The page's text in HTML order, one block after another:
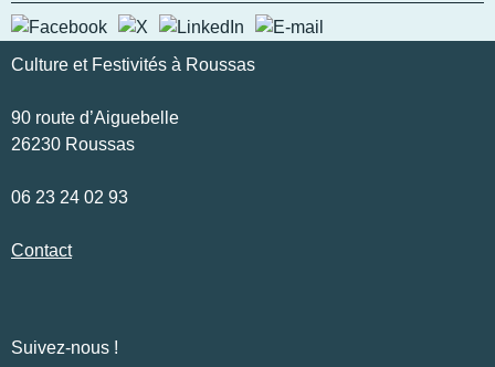
Culture et Festivités à Roussas
90 route d’Aiguebelle
26230 Roussas
06 23 24 02 93
Contact
Suivez-nous !